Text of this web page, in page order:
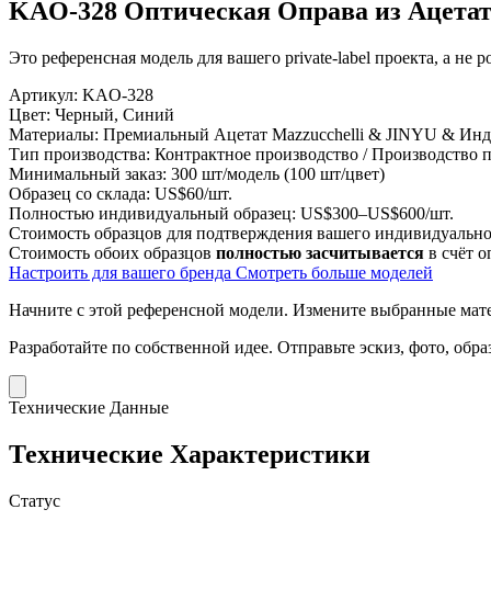
KAO-328 Оптическая Оправа из
Это референсная модель для вашего private-label проекта, а не
Артикул: KAO-328
Цвет: Черный, Синий
Материалы: Премиальный Ацетат Mazzucchelli & JINYU &
Тип производства: Контрактное производство /
Минимальный заказ: 300 шт/модель (100 шт/цвет)
Образец со склада: US$60/шт.
Полностью индивидуальный образец: US$300–US$600/шт.
Стоимость образцов для подтверждения вашего
Стоимость обоих образцов полностью засчитывается в счёт
Настроить для вашего бренда Смотреть больше моделей
Начните с этой референсной модели. Измените выбранные
Разработайте по собственной идее. Отправьте эскиз, фото,
Технические Данные
Технические Характеристики
Статус